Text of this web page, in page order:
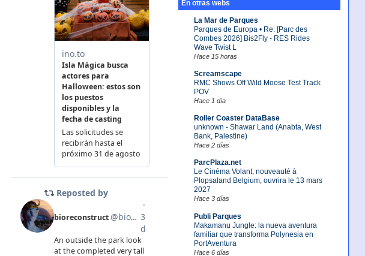
En otras webs
La Mar de Parques
Parques de Europa • Re: [Parc des
Combes 2026] Bis2Fly - RES Rides
Wave Twist L
Hace 15 horas
Screamscape
RMC Shows Off Wild Moose Test Track
POV
Hace 1 día
Roller Coaster DataBase
unknown - Shawar Land (Anabta, West
Bank, Palestine)
Hace 2 días
ParcPlaza.net
Le Cinéma Volant, nouveauté à
Plopsaland Belgium, ouvrira le 13 mars
2027
Hace 3 días
Publi Parques
Makamanu Jungle: la nueva aventura
familiar que transforma Polynesia en
PortAventura
Hace 6 días